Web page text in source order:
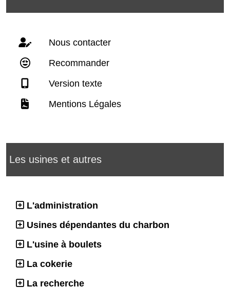
Nous contacter
Recommander
Version texte
Mentions Légales
Les usines et autres
L'administration
Usines dépendantes du charbon
L'usine à boulets
La cokerie
La recherche